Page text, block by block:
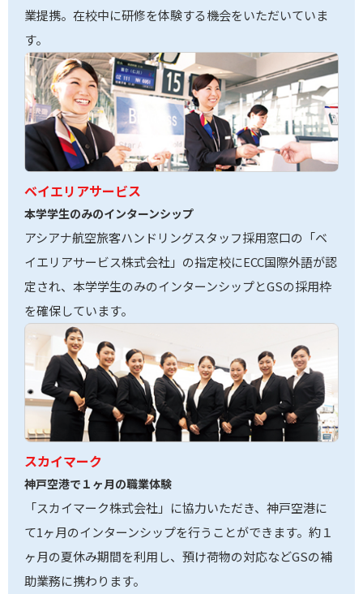
業提携。在校中に研修を体験する機会をいただいていま
す。
ベイエリアサービス
本学学生のみのインターンシップ
アシアナ航空旅客ハンドリングスタッフ採用窓口の「ベ
イエリアサービス株式会社」の指定校にECC国際外語が認
定され、本学学生のみのインターンシップとGSの採用枠
を確保しています。
スカイマーク
神戸空港で１ヶ月の職業体験
「スカイマーク株式会社」に協力いただき、神戸空港に
て1ヶ月のインターンシップを行うことができます。約１
ヶ月の夏休み期間を利用し、預け荷物の対応などGSの補
助業務に携わります。